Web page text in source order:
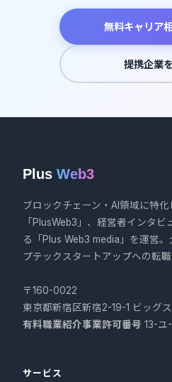
無料キャリア
提携企業
Plus Web3
ブロックチェーン・AI領域に特
「PlusWeb3」、経営者インタ
る「Plus Web3 media」を運営
プテックスタートアップへの転職
〒160-0022
東京都新宿区新宿2-19-1 ビッグ
有料職業紹介事業許可番号 13-ユ
サービス